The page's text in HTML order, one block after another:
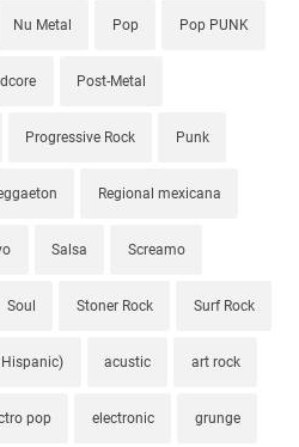
Nu Metal Pop Pop PUNK
Post-Metal
Progressive Rock Punk
Regional mexicana
Salsa Screamo
Soul Stoner Rock Surf Rock
acustic art rock
pop electronic grunge